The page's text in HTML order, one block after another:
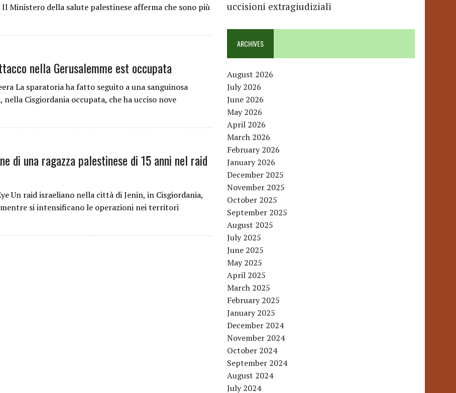
Il Ministero della salute palestinese afferma che sono più
nella Gerusalemme est occupata
La sparatoria ha fatto seguito a una sanguinosa
Cisgiordania occupata, che ha ucciso nove
di una ragazza palestinese di 15 anni nel raid
Un raid israeliano nella città di Jenin, in Cisgiordania,
si intensificano le operazioni nei territori
uccisioni extragiudiziali
ARCHIVES
August 2026
July 2026
June 2026
May 2026
April 2026
March 2026
February 2026
January 2026
December 2025
November 2025
October 2025
September 2025
August 2025
July 2025
June 2025
May 2025
April 2025
March 2025
February 2025
January 2025
December 2024
November 2024
October 2024
September 2024
August 2024
July 2024